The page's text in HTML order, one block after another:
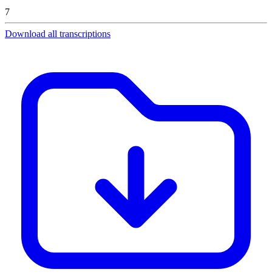
7
Download all transcriptions